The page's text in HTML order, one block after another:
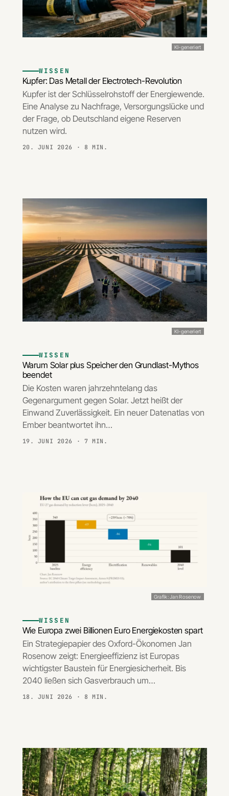
KI-generiert
WISSEN
Kupfer: Das Metall der Electrotech-Revolution
Kupfer ist der Schlüsselrohstoff der Energiewende.
Eine Analyse zu Nachfrage, Versorgungslücke und
der Frage, ob Deutschland eigene Reserven
nutzen wird.
20. JUNI 2026 · 8 MIN.
KI-generiert
WISSEN
Warum Solar plus Speicher den Grundlast-Mythos
beendet
Die Kosten waren jahrzehntelang das
Gegenargument gegen Solar. Jetzt heißt der
Einwand Zuverlässigkeit. Ein neuer Datenatlas von
Ember beantwortet ihn…
19. JUNI 2026 · 7 MIN.
Grafik: Jan Rosenow
WISSEN
Wie Europa zwei Billionen Euro Energiekosten spart
Ein Strategiepapier des Oxford-Ökonomen Jan
Rosenow zeigt: Energieeffizienz ist Europas
wichtigster Baustein für Energiesicherheit. Bis
2040 ließen sich Gasverbrauch um…
18. JUNI 2026 · 8 MIN.